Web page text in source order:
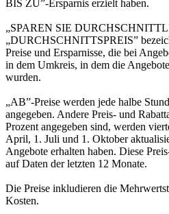
BIS ZU”-Ersparnis erzielt haben.
„SPAREN SIE
„DURCHSCHNITTSPREIS”
Preise und Ersparnisse, die bei
in dem Umkreis, in dem die
wurden.
„AB”-Preise werden jede halbe
angegeben. Andere Preis- und
Prozent angegeben sind, werden
April, 1. Juli und 1. Oktober
Angebote erhalten haben. Diese
auf Daten der letzten 12 Monate.
Die Preise inkludieren die
Kosten.